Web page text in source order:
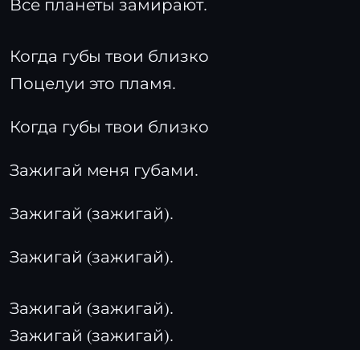
Все планеты замирают.
Когда губы твои близко
Поцелуи это пламя.
Когда губы твои близко
Зажигай меня губами.
Зажигай (зажигай).
Зажигай (зажигай).
Зажигай (зажигай).
Зажигай (зажигай).